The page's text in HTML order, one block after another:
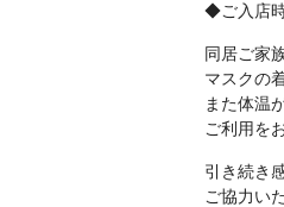
◆ご入店
同居ご家
マスクの
また体温
ご利用を
引き続き
ご協力い